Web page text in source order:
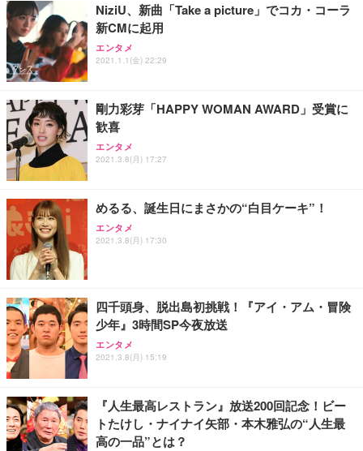
NiziU、新曲「Take a picture」でコカ・コーラ
新CMに起用
エンタメ
2021.1.1(金) 22:29
剛力彩芽「HAPPY WOMAN AWARD」受賞に
歓喜
エンタメ
2021.3.8(月) 17:27
めるる、誕生日にまさかの“白目ケーキ”！
エンタメ
2021.3.8(月) 17:30
四千頭身、脱出島初挑戦！『アイ・アム・冒険
少年』3時間SP今夜放送
エンタメ
2021.3.8(月) 15:19
『人生最高レストラン』放送200回記念！ビー
トたけし・ナイナイ矢部・本木雅弘の“人生最
高の一品”とは？